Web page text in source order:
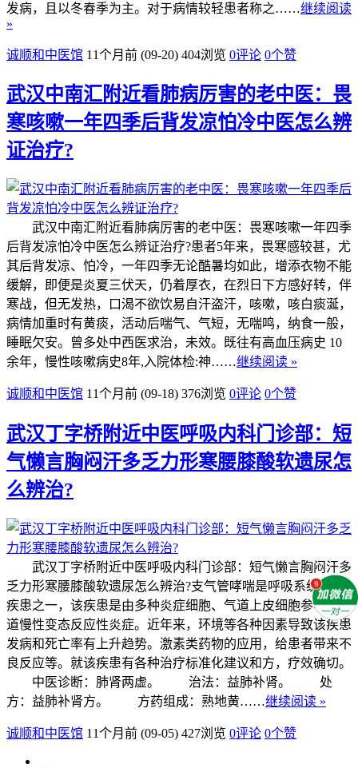
发病，且以冬春季为主。对于病情较轻患者称之……继续阅读
»
诚顺和中医馆 11个月前 (09-20) 404浏览 0评论 0个赞
武汉中南汇附近看肺病厉害的老中医：畏
寒咳嗽一年四季后背发凉怕冷中医怎么辨
证治疗?
武汉中南汇附近看肺病厉害的老中医：畏寒咳嗽一年四季
后背发凉怕冷中医怎么辨证治疗?患者5年来，畏寒感较甚，尤
其后背发凉、怕冷，一年四季无论酷暑均如此，增添衣物不能
缓解，即便是炎夏三伏天，仍着厚衣，在烈日下方感好转，伴
寒战，但无发热，口渴不欲饮易自汗盗汗，咳嗽，咳白痰涎，
病情加重时有黄痰，活动后喘气、气短，无喘鸣，纳食一般，
睡眠欠安。曾多处中西医求治，未效。既往有高血压病史 10
余年，慢性咳嗽病史8年,入院体检:神……继续阅读 »
诚顺和中医馆 11个月前 (09-18) 376浏览 0评论 0个赞
武汉丁字桥附近中医呼吸内科门诊部：短
气懒言胸闷汗多乏力形寒腰膝酸软遗尿怎
么辨治?
武汉丁字桥附近中医呼吸内科门诊部：短气懒言胸闷汗多
乏力形寒腰膝酸软遗尿怎么辨治?支气管哮喘是呼吸系统常见
疾患之一，该疾患是由多种炎症细胞、气道上皮细胞参与的气
道慢性变态反应性炎症。近年来，环境等各种因素导致该疾患
发病和死亡率有上升趋势。激素类药物的应用，给患者带来不
良反应等。就该疾患有各种治疗标准化建议和方，疗效确切。
中医诊断：肺肾两虚。 治法：益肺补肾。 处
方：益肺补肾方。 方药组成：熟地黄……继续阅读 »
诚顺和中医馆 11个月前 (09-05) 427浏览 0评论 0个赞